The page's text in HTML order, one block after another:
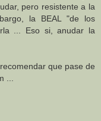
pero resistente a la
la BEAL "de los
... Eso si, anudar la
que pase de
...